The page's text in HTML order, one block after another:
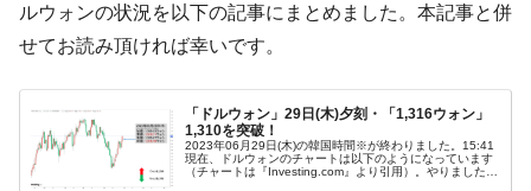
機 ⇒ 10.7兆では損が出るからできない。
『Money1』
【速報】韓国株式市場の暴落・本日07月29
日(水)もサイドカー・サーキットブレイカーの二段コンボ
発動！
『Money1』
IT産業は人を雇用する効果は低い。全産業の
半分未満しか雇用を生まない
ルウォンの状況を以下の記事にまとめました。本記事と併
せてお読み頂ければ幸いです。
「ドルウォン」29日(木)夕刻・「1,316ウォン」
1,310を突破！
2023年06月29日(木)の韓国時間※が終わりました。15:41
現在、ドルウォンのチャートは以下のようになっています
（チャートは『Investing.com』より引用）。やりました！